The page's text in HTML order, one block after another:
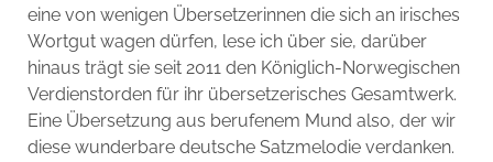
eine von wenigen Übersetzerinnen die sich an irisches
Wortgut wagen dürfen, lese ich über sie, darüber
hinaus trägt sie seit 2011 den Königlich-Norwegischen
Verdienstorden für ihr übersetzerisches Gesamtwerk.
Eine Übersetzung aus berufenem Mund also, der wir
diese wunderbare deutsche Satzmelodie verdanken.